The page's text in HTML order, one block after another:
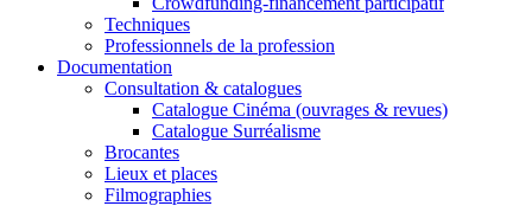
Techniques
Professionnels de la profession
Documentation
Consultation & catalogues
Catalogue Cinéma (ouvrages & revues)
Catalogue Surréalisme
Brocantes
Lieux et places
Filmographies